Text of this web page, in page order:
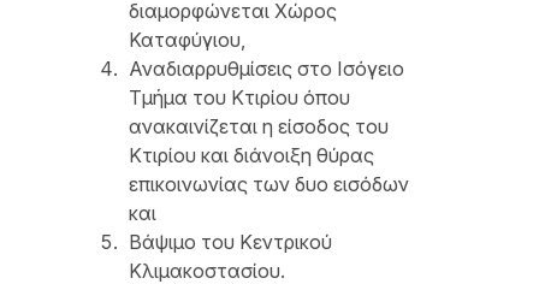
διαμορφώνεται Χώρος
Καταφύγιου,
Αναδιαρρυθμίσεις στο Ισόγειο
Τμήμα του Κτιρίου όπου
ανακαινίζεται η είσοδος του
Κτιρίου και διάνοιξη θύρας
επικοινωνίας των δυο εισόδων
και
Βάψιμο του Κεντρικού
Κλιμακοστασίου.